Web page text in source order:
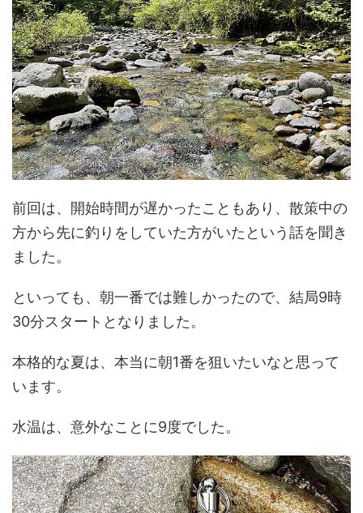
前回は、開始時間が遅かったこともあり、散策中の
方から先に釣りをしていた方がいたという話を聞き
ました。
といっても、朝一番では難しかったので、結局9時
30分スタートとなりました。
本格的な夏は、本当に朝1番を狙いたいなと思って
います。
水温は、意外なことに9度でした。